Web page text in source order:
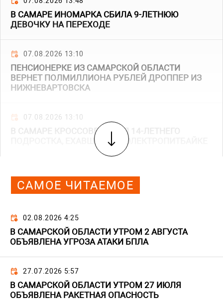
В САМАРЕ ИНОМАРКА СБИЛА 9-ЛЕТНЮЮ
ДЕВОЧКУ НА ПЕРЕХОДЕ
07.08.2026 13:10
ПЕНСИОНЕРКЕ ИЗ САМАРСКОЙ ОБЛАСТИ
ВЕРНЕТ ПОЛМИЛЛИОНА РУБЛЕЙ ДРОППЕР ИЗ
НИЖНЕВАРТОВСКА
07.08.2026 13:10
В САМАРЕ КРОССОВЕР СБИЛ 14-ЛЕТНЕГО
ПОДРОСТКА, ЕХАВШЕГО НА ЭЛЕКТРОПИТБАЙКЕ
САМОЕ ЧИТАЕМОЕ
02.08.2026 4:25
В САМАРСКОЙ ОБЛАСТИ УТРОМ 2 АВГУСТА
ОБЪЯВЛЕНА УГРОЗА АТАКИ БПЛА
27.07.2026 5:57
В САМАРСКОЙ ОБЛАСТИ УТРОМ 27 ИЮЛЯ
ОБЪЯВЛЕНА РАКЕТНАЯ ОПАСНОСТЬ